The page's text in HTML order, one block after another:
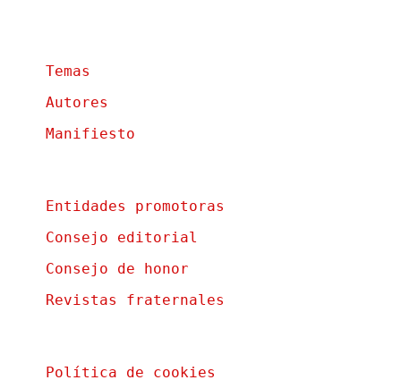
Temas
Autores
Manifiesto
Entidades promotoras
Consejo editorial
Consejo de honor
Revistas fraternales
Política de cookies